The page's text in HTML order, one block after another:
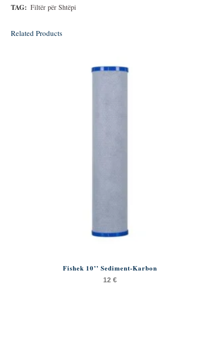
TAG: Filtër për Shtëpi
Related Products
Fishek 10’’ Sediment-Karbon
12 €